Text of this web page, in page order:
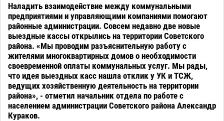
Наладить взаимодействие между коммунальными
предприятиями и управляющими компаниями помогают
районные администрации. Совсем недавно две новые
выездные кассы открылись на территории Советского
района. «Мы проводим разъяснительную работу с
жителями многоквартирных домов о необходимости
своевременной оплаты коммунальных услуг. Мы рады,
что идея выездных касс нашла отклик у УК и ТСЖ,
ведущих хозяйственную деятельность на территории
района», - отметил начальник отдела по работе с
населением администрации Советского района Александр
Кураков.